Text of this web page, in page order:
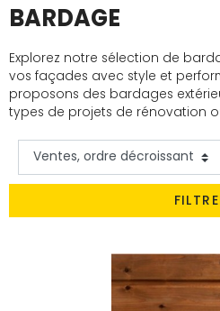
BARDAGE
Explorez notre sélection de
vos façades avec style et
proposons des bardages
types de projets de rénovation